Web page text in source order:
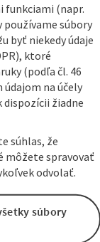
funkciami (napr.
súbory
byť niekedy údaje
ktoré
(podľa čl. 46
údajom na účely
žiadne
súhlas, že
môžete spravovať
odvolať.
súbory